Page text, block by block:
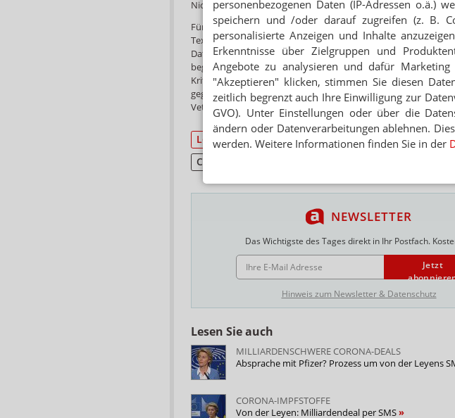
personenbezogenen Daten (IP-Adressen o.ä.)
speichern und /oder darauf zugreifen (z. B.
personalisierte Anzeigen und Inhalte
Erkenntnisse über Zielgruppen und
Angebote zu analysieren und dafür
"Akzeptieren" klicken, stimmen Sie diesen
zeitlich begrenzt auch Ihre Einwilligung zur
GVO). Unter Einstellungen oder über die
ändern oder Datenverarbeitungen ablehnen.
werden. Weitere Informationen finden Sie in der
Nichtregierungsorganisation Transparency International.
Für von der Leyen ist es nicht die erste Affäre um
Textnachrichten. In ihrer Zeit als deutsche
Daten auf einem ihrer Handys gelöscht. Das
begründete die Handy-Löschung 2019 mit einem
Kritiker monierten, dass dadurch Beweise in der Berateraffäre
gegangen seien, in der es um Vorwürfe von unkorrekter
Vetternwirtschaft ging.
Lobby
Corona-Impfung
NEWSLETTER
Das Wichtigste des Tages direkt in Ihr Postfach.
E-MAIL ADRESSE
Jetzt
Hinweis zum Newsletter & Datenschutz
Lesen Sie auch
MILLIARDENSCHWERE CORONA-DEALS
Absprache mit Pfizer? Prozess um von der Leyens
CORONA-IMPFSTOFFE
Von der Leyen: Milliardendeal per SMS